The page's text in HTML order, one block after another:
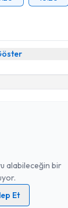
alabileceğin bir
Et